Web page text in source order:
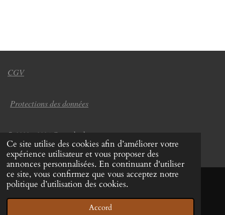
Ce site utilise des cookies afin d’améliorer votre
expérience utilisateur et vous proposer des
annonces personnalisées. En continuant d'utiliser
ce site, vous confirmez que vous acceptez notre
politique d’utilisation des cookies.
Accord
CGV
Protections des données
© 2022 - 2026 Coup de chapeau
Propulsé parWebador